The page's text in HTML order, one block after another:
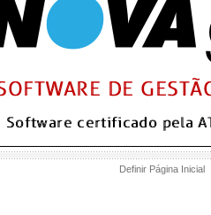
Definir Página Inicial